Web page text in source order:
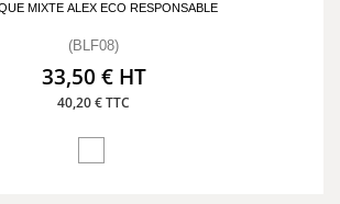
MIXTE ALEX ECO RESPONSABLE
(BLF08)
33,50 € HT
40,20 € TTC